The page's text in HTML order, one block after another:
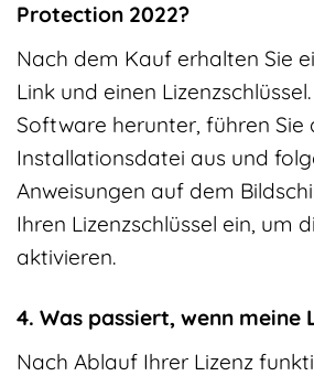
Protection 2022?
Nach dem Kauf erhalten Sie
Link und einen
Software herunter, führen Sie
Installationsdatei aus und
Anweisungen auf dem
Ihren Lizenzschlüssel ein, um
aktivieren.
4. Was passiert, wenn meine
Nach Ablauf Ihrer Lizenz